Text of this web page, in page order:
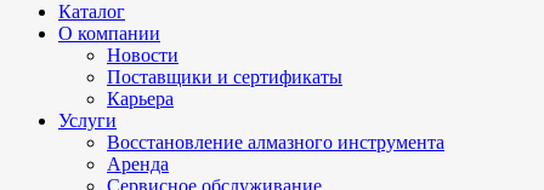
Каталог
О компании
Новости
Поставщики и сертификаты
Карьера
Услуги
Восстановление алмазного инструмента
Аренда
Сервисное обслуживание